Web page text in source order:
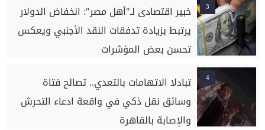
3
خبير اقتصادى لـ"أهل مصر": انخفاض الدولار
يرتبط بزيادة تدفقات النقد الأجنبي ويعكس
تحسن بعض المؤشرات
4
تبادلا الاتهامات بالتعدي.. تصالح فتاة
وسائق نقل ذكي في واقعة ادعاء التحرش
والإصابة بالقاهرة